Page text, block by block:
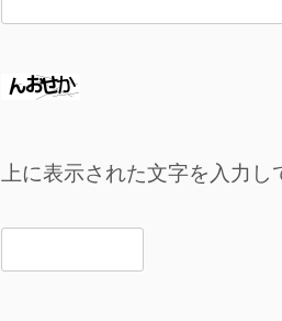
上に表示された文字を入力し